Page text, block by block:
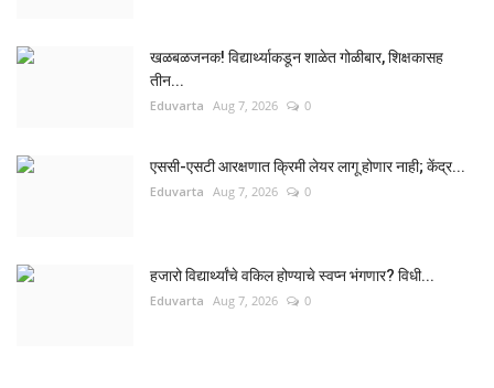
खळबळजनक! विद्यार्थ्याकडून शाळेत गोळीबार, शिक्षकासह
तीन...
Eduvarta Aug 7, 2026 0
एससी-एसटी आरक्षणात क्रिमी लेयर लागू होणार नाही; केंद्र...
Eduvarta Aug 7, 2026 0
हजारो विद्यार्थ्यांचे वकिल होण्याचे स्वप्न भंगणार? विधी...
Eduvarta Aug 7, 2026 0